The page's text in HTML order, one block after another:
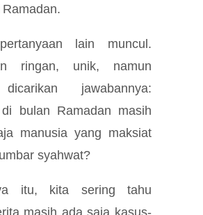
lain muncul.
ringan, unik, namun
jawabannya:
bulan Ramadan masih
manusia yang maksiat
syahwat?
itu, kita sering tahu